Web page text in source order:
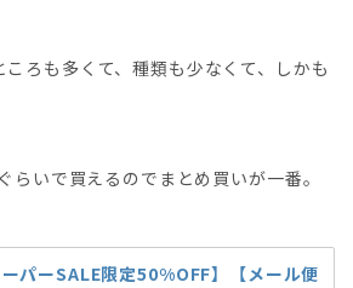
ろも多くて、種類も少なくて、しかも
らいで買えるのでまとめ買いが一番。
ーパーSALE限定50%OFF】【メール便